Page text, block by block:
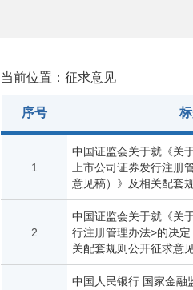
当前位置：征求意见
序号
1
中国证监会关于就《关
上市公司证券发行注册
意见稿）》及相关配套
2
中国证监会关于就《关
行注册管理办法>的决
关配套规则公开征求意
中国人民银行 国家金融